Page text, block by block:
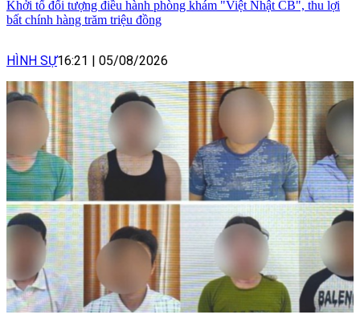
Khởi tố đối tượng điều hành phòng khám "Việt Nhật CB", thu lợi
bất chính hàng trăm triệu đồng
HÌNH SỰ16:21 | 05/08/2026